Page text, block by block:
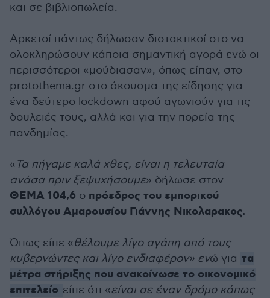
και σε βιβλιοπωλεία.
Αρκετοί πάντως δήλωσαν διστακτικοί στο να
ολοκληρώσουν κάποια σημαντική αγορά ενώ οι
περισσότεροι «μούδιασαν», όπως είπαν, στο
protothema.gr στο άκουσμα της είδησης για
ένα δεύτερο lockdown αφού αγωνιούν για τις
δουλειές τους, αλλά και για την πορεία της
πανδημίας.
« Τα πήγαμε καλά χθες, είναι η τελευταία
ανάσα πριν ξεψυχήσουμε» δήλωσε στον
ΘΕΜΑ 104,6 ο πρόεδρος του εμπορικού
συλλόγου Αμαρουσίου Γιάννης Νικολαρακος.
Όπως είπε «θέλουμε λίγο αγάπη από τους
κυβερνώντες και λίγο ενδιαφέρον» ενώ για τα
μέτρα στήριξης που ανακοίνωσε το οικονομικό
επιτελείο είπε ότι «είναι σε έναν δρόμο κάπως